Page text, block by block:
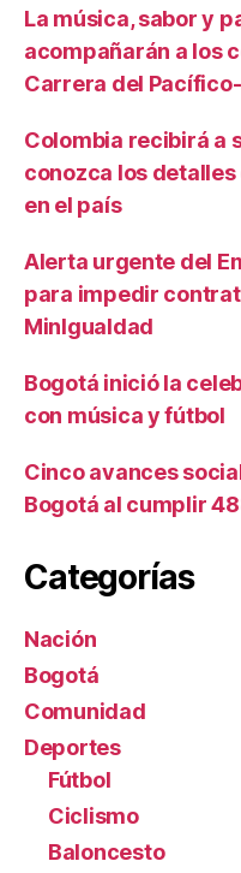
La música, sabor y
acompañarán a los
Carrera del
Colombia recibirá a
conozca los
en el país
Alerta urgente del
para impedir
MinIgualdad
Bogotá inició la
con música y fútbol
Cinco avances
Bogotá al cumplir
Categorías
Nación
Bogotá
Comunidad
Deportes
Fútbol
Ciclismo
Baloncesto